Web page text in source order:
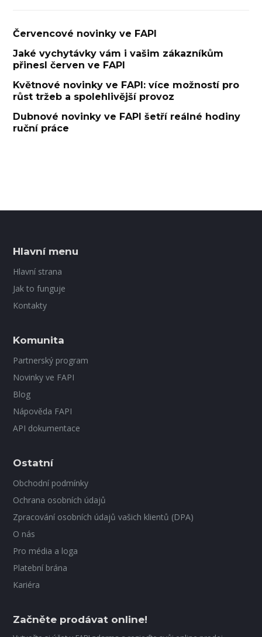
Červencové novinky ve FAPI
Jaké vychytávky vám i vašim zákazníkům
přinesl červen ve FAPI
Květnové novinky ve FAPI: více možností pro
růst tržeb a spolehlivější provoz
Dubnové novinky ve FAPI šetří reálné hodiny
ruční práce
Hlavní menu
Hlavní strana
Jak to funguje
Kontakty
Komunita
Partnerský program
Novinky ve FAPI
Blog
Nápověda FAPI
API dokumentace
Ostatní
Obchodní podmínky
Ochrana osobních údajů
Zpracování osobních údajů vašich klientů (DPA)
O nás
Pro média a loga
Platební brána
Kariéra
Začněte prodávat online!